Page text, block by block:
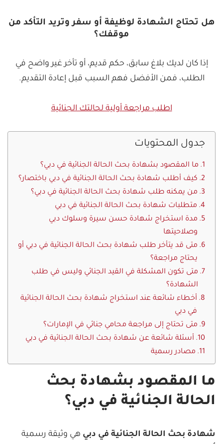
هل تحتاج الشهادة لوظيفة أو سفر وتريد التأكد من
موقفك؟
إذا كان لديك بلاغ سابق، حكم قديم، أو تأخر غير واضح في
الطلب، فمن الأفضل فهم السبب قبل إعادة التقديم.
اطلب مراجعة أولية لحالتك الجنائية
جدول المحتويات
ما المقصود بشهادة بحث الحالة الجنائية في دبي؟
كيف أطلب شهادة بحث الحالة الجنائية في دبي باختصار؟
من يمكنه طلب شهادة بحث الحالة الجنائية في دبي؟
متطلبات شهادة بحث الحالة الجنائية في دبي
مدة استخراج شهادة حسن سيرة وسلوك دبي
وصلاحيتها
متى قد يتأخر طلب شهادة بحث الحالة الجنائية في دبي أو
يحتاج مراجعة؟
متى تكون المشكلة في القيد الجنائي وليس في طلب
الشهادة؟
أخطاء شائعة عند استخراج شهادة بحث الحالة الجنائية
في دبي
متى تحتاج إلى مراجعة محامي جنائي في الإمارات؟
أسئلة شائعة عن شهادة بحث الحالة الجنائية في دبي
مصادر رسمية
ما المقصود بشهادة بحث
الحالة الجنائية في دبي؟
شهادة بحث الحالة الجنائية في دبي هي وثيقة رسمية